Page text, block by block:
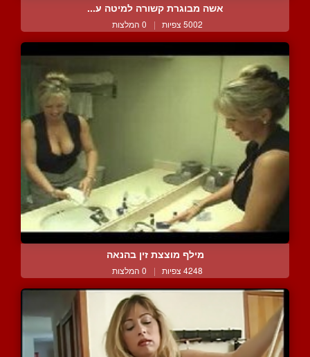
אשה מבוגרת קשורה למיטה ע...
5002 צפיות | 0 המלצות
מילף מוצצת זין בהנאה
4248 צפיות | 0 המלצות